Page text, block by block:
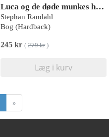
Luca og de døde munkes hemmelighed
Stephan Randahl
Bog (Hardback)
245 kr ( 279 kr)
Læg i kurv
»